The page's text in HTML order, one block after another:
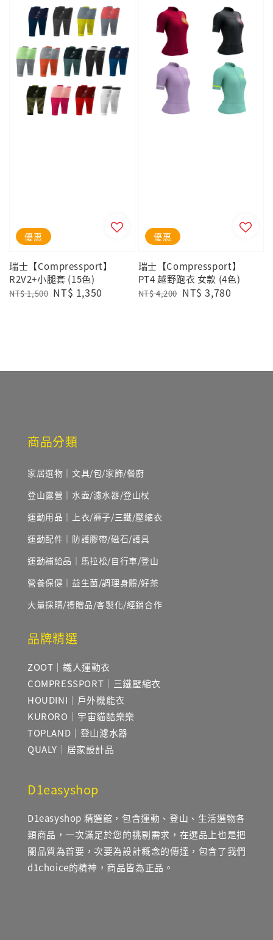
優惠
瑞士【Compressport】
R2V2+小腿套 (15色)
Regular
NT$ 1,500 Sale
NT$ 1,350
優惠
瑞士【Compressport】
PT4 越野跑衣 女款 (4色)
Regular
NT$ 4,200 Sale
NT$ 3,780
商品分類
家居選物｜文具/包/家飾/餐廚
登山露營｜水壺/濾水器/登山杖
運動用品｜上衣/褲子/三鐵/壓縮衣
運動配件｜防護膠帶/磁石/護具
運動補給品｜馬拉松/自行車/登山
營養保健｜益生菌/調理身體/好茶
大量採購/禮贈品/客製化/經銷合作
品牌精選
ZOOT｜鐵人運動衣
COMPRESSPORT｜三鐵壓縮衣
HOUDINI｜戶外機能衣
KURORO｜宇宙貓酷樂樂
TOPLAND｜登山濾水器
QUALY｜居家設計品
D1easyshop
D1easyshop 精選館，包含運動、登山、生活選物各
類商品，一次滿足於您的挑剔需求，在選品上也是把
關品質為首要，次要為設計概念的傳達，包含了我們
d1choice的精神，商品皆為正品。